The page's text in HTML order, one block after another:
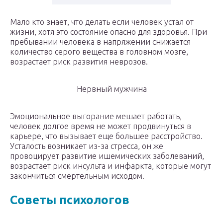
Мало кто знает, что делать если человек устал от
жизни, хотя это состояние опасно для здоровья. При
пребывании человека в напряжении снижается
количество серого вещества в головном мозге,
возрастает риск развития неврозов.
Нервный мужчина
Эмоциональное выгорание мешает работать,
человек долгое время не может продвинуться в
карьере, что вызывает еще большее расстройство.
Усталость возникает из-за стресса, он же
провоцирует развитие ишемических заболеваний,
возрастает риск инсульта и инфаркта, которые могут
закончиться смертельным исходом.
Советы психологов